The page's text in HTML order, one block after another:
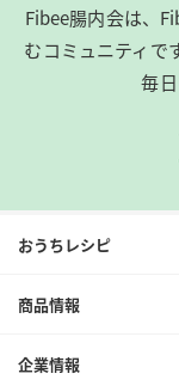
Fibee腸内会は、​
むコミュニティで
毎
おうちレシピ
商品情報
企業情報